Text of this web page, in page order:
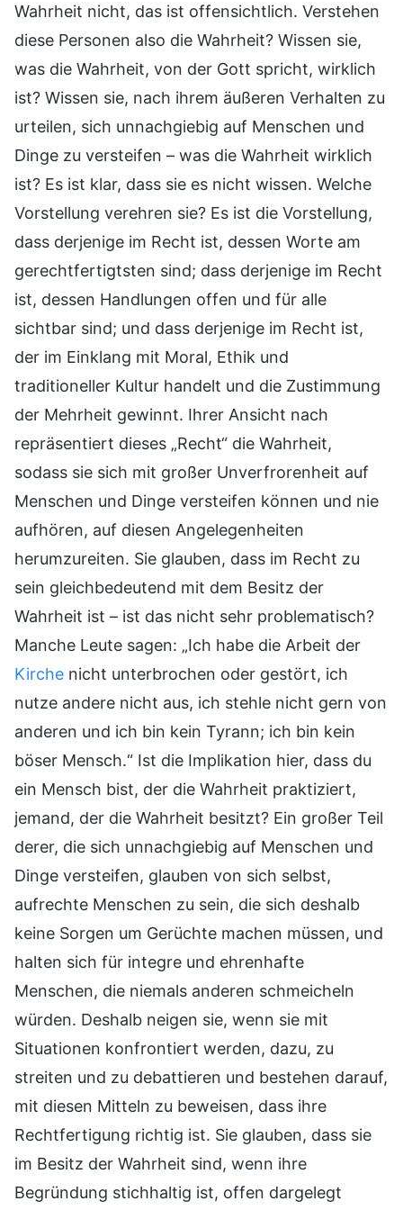
Wahrheit nicht, das ist offensichtlich. Verstehen
diese Personen also die Wahrheit? Wissen sie,
was die Wahrheit, von der Gott spricht, wirklich
ist? Wissen sie, nach ihrem äußeren Verhalten zu
urteilen, sich unnachgiebig auf Menschen und
Dinge zu versteifen – was die Wahrheit wirklich
ist? Es ist klar, dass sie es nicht wissen. Welche
Vorstellung verehren sie? Es ist die Vorstellung,
dass derjenige im Recht ist, dessen Worte am
gerechtfertigtsten sind; dass derjenige im Recht
ist, dessen Handlungen offen und für alle
sichtbar sind; und dass derjenige im Recht ist,
der im Einklang mit Moral, Ethik und
traditioneller Kultur handelt und die Zustimmung
der Mehrheit gewinnt. Ihrer Ansicht nach
repräsentiert dieses „Recht“ die Wahrheit,
sodass sie sich mit großer Unverfrorenheit auf
Menschen und Dinge versteifen können und nie
aufhören, auf diesen Angelegenheiten
herumzureiten. Sie glauben, dass im Recht zu
sein gleichbedeutend mit dem Besitz der
Wahrheit ist – ist das nicht sehr problematisch?
Manche Leute sagen: „Ich habe die Arbeit der
Kirche nicht unterbrochen oder gestört, ich
nutze andere nicht aus, ich stehle nicht gern von
anderen und ich bin kein Tyrann; ich bin kein
böser Mensch.“ Ist die Implikation hier, dass du
ein Mensch bist, der die Wahrheit praktiziert,
jemand, der die Wahrheit besitzt? Ein großer Teil
derer, die sich unnachgiebig auf Menschen und
Dinge versteifen, glauben von sich selbst,
aufrechte Menschen zu sein, die sich deshalb
keine Sorgen um Gerüchte machen müssen, und
halten sich für integre und ehrenhafte
Menschen, die niemals anderen schmeicheln
würden. Deshalb neigen sie, wenn sie mit
Situationen konfrontiert werden, dazu, zu
streiten und zu debattieren und bestehen darauf,
mit diesen Mitteln zu beweisen, dass ihre
Rechtfertigung richtig ist. Sie glauben, dass sie
im Besitz der Wahrheit sind, wenn ihre
Begründung stichhaltig ist, offen dargelegt